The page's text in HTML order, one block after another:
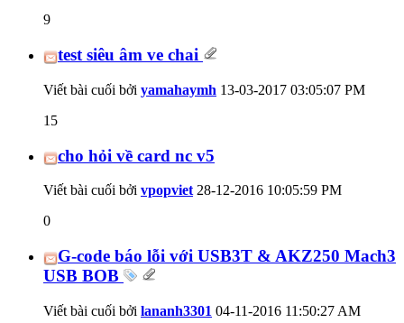
9
test siêu âm ve chai
Viết bài cuối bởi yamahaymh 13-03-2017 03:05:07 PM
15
cho hỏi về card nc v5
Viết bài cuối bởi vpopviet 28-12-2016 10:05:59 PM
0
G-code báo lỗi với USB3T & AKZ250 Mach3
USB BOB
Viết bài cuối bởi lananh3301 04-11-2016 11:50:27 AM